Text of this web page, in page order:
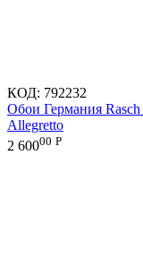
КОД: 792232
Обои Германия
Allegretto
2 60000 Р